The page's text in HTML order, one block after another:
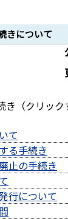
きについて
き（クリッ
て
る手続き
止の手続き
行について